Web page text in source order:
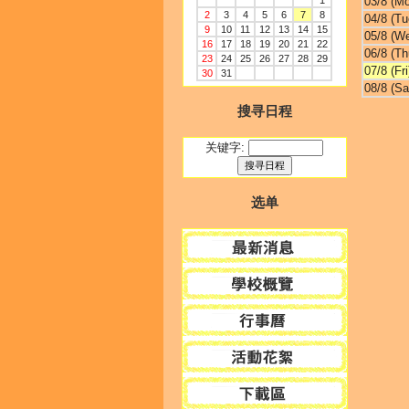
2
3 4 5 6 7
8
9
10 11 12 13 14
15
16
17 18 19 20 21
22
23
24 25 26 27 28
29
30
31
搜寻日程
关键字:
选单
04/8
05/8
06/8
07/8
08/8